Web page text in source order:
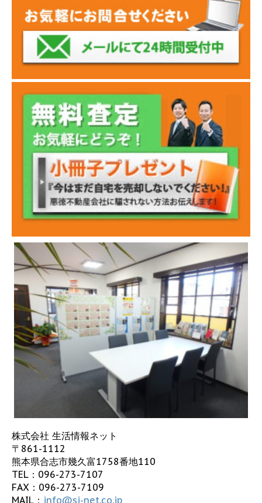
株式会社 生活情報ネット
〒861-1112
熊本県合志市幾久富1758番地110
TEL： 096-273-7107
FAX：096-273-7109
MAIL： info@sj-net.co.jp